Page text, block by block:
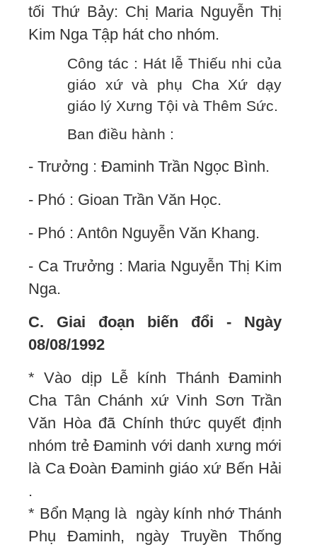
tối Thứ Bảy: Chị Maria Nguyễn Thị
Kim Nga Tập hát cho nhóm.
Công tác : Hát lễ Thiếu nhi của
giáo xứ và phụ Cha Xứ dạy
giáo lý Xưng Tội và Thêm Sức.
Ban điều hành :
- Trưởng : Đaminh Trần Ngọc Bình.
- Phó : Gioan Trần Văn Học.
- Phó : Antôn Nguyễn Văn Khang.
- Ca Trưởng : Maria Nguyễn Thị Kim
Nga.
C. Giai đoạn biến đổi - Ngày
08/08/1992
* Vào dịp Lễ kính Thánh Đaminh
Cha Tân Chánh xứ Vinh Sơn Trần
Văn Hòa đã Chính thức quyết định
nhóm trẻ Đaminh với danh xưng mới
là Ca Đoàn Đaminh giáo xứ Bến Hải
.
* Bổn Mạng là ngày kính nhớ Thánh
Phụ Đaminh, ngày Truyền Thống